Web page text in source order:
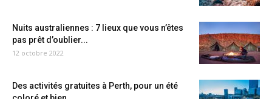
Nuits australiennes : 7 lieux que vous n’êtes
pas prêt d’oublier...
12 octobre 2022
Des activités gratuites à Perth, pour un été